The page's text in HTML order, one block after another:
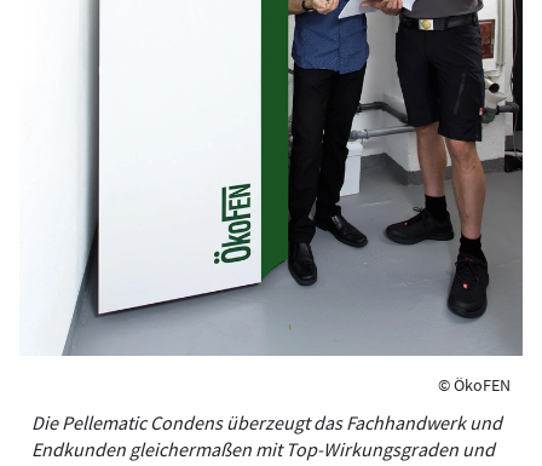
© ÖkoFEN
Die Pellematic Condens überzeugt das Fachhandwerk und
Endkunden gleichermaßen mit Top-Wirkungsgraden und